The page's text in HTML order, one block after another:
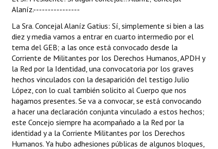
Huéspedes de Honor - Registro
Antiguos Pobladores - Registro
Reconocimientos - Registro
Bariloche, Municipio intercultural
Entrega de distinciones
REFORMA DE LA CARTA ORGÁNICA
Alaníz.----------------
La Sra. Concejal Alaníz Gatius: Sí, simplemente si bien a las
diez y media vamos a entrar en cuarto intermedio por el
tema del GEB; a las once está convocado desde la
Corriente de Militantes por los Derechos Humanos, APDH y
la Red por la Identidad, una convocatoria por los graves
hechos vinculados con la desaparición del testigo Julio
López, con lo cual también solicito al Cuerpo que nos
hagamos presentes. Se va a convocar, se está convocando
a hacer una declaración conjunta vinculado a estos hechos;
este Concejo siempre ha acompañado a la Red por la
identidad y a la Corriente Militantes por los Derechos
Humanos. Ya hubo adhesiones públicas de algunos bloques,